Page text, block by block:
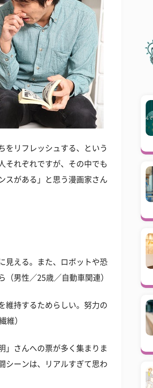
をリフレッシュする、という
それぞれですが、その中でも
スがある」と思う漫画家さん
見える。また、ロボットや恐
男性／25歳／自動車関連）
維持するためらしい。努力の
維）
」さんへの票が多く集まりま
シーンは、リアルすぎて思わ